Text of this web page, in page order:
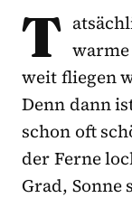
T
weit fliegen
Denn dann
schon oft
der Ferne
Grad,